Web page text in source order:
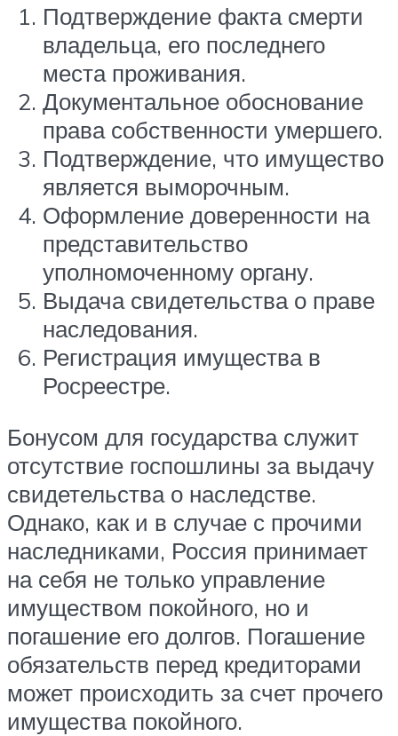
Подтверждение факта смерти
владельца, его последнего
места проживания.
Документальное обоснование
права собственности умершего.
Подтверждение, что имущество
является выморочным.
Оформление доверенности на
представительство
уполномоченному органу.
Выдача свидетельства о праве
наследования.
Регистрация имущества в
Росреестре.
Бонусом для государства служит
отсутствие госпошлины за выдачу
свидетельства о наследстве.
Однако, как и в случае с прочими
наследниками, Россия принимает
на себя не только управление
имуществом покойного, но и
погашение его долгов. Погашение
обязательств перед кредиторами
может происходить за счет прочего
имущества покойного.